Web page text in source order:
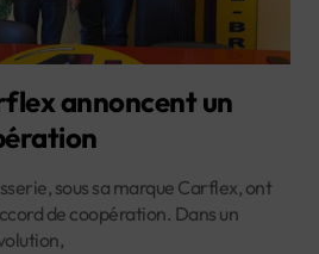
annoncent un
sous sa marque Carflex, ont
de coopération. Dans un